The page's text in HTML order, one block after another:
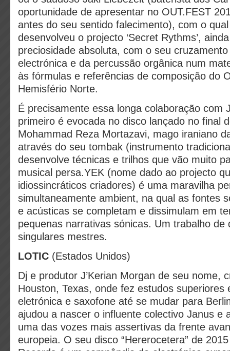
oportunidade de apresentar no OUT.FEST
antes do seu sentido falecimento), com o
desenvolveu o projecto ‘Secret Rythms’,
preciosidade absoluta, com o seu
electrónica e da percussão orgânica num
às fórmulas e referências de composição do
Hemisfério Norte.
É precisamente essa longa colaboração com
primeiro é evocada no disco lançado no final
Mohammad Reza Mortazavi, mago iraniano
através do seu tombak (instrumento
desenvolve técnicas e trilhos que vão muito
musical persa.YEK (nome dado ao projecto
idiossincráticos criadores) é uma maravilha
simultaneamente ambient, na qual as fontes
e acústicas se completam e dissimulam em
pequenas narrativas sónicas. Um trabalho de
singulares mestres.
LOTIC (Estados Unidos)
Dj e produtor J’Kerian Morgan de seu nome,
Houston, Texas, onde fez estudos superiores
eletrónica e saxofone até se mudar para
ajudou a nascer o influente colectivo Janus e
uma das vozes mais assertivas da frente
europeia. O seu disco “Hererocetera” de